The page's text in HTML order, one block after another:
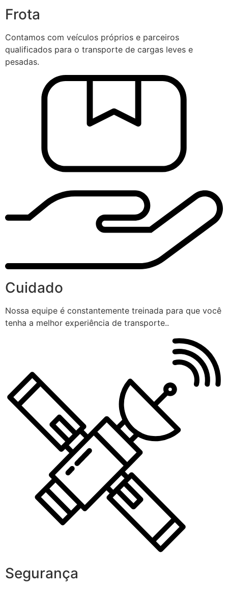
Frota
Contamos com veículos próprios e parceiros
qualificados para o transporte de cargas leves e
pesadas.
Cuidado
Nossa equipe é constantemente treinada para que você
tenha a melhor experiência de transporte..
Segurança